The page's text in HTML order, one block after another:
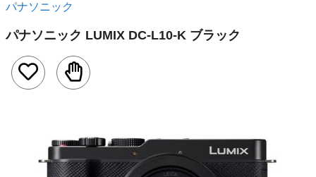
パナソニック
パナソニック LUMIX DC-L10-K ブラック